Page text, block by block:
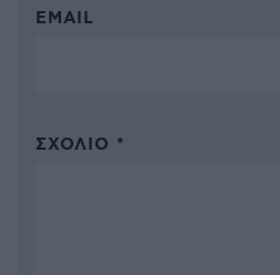
EMAIL
ΣΧΌΛΙΟ *